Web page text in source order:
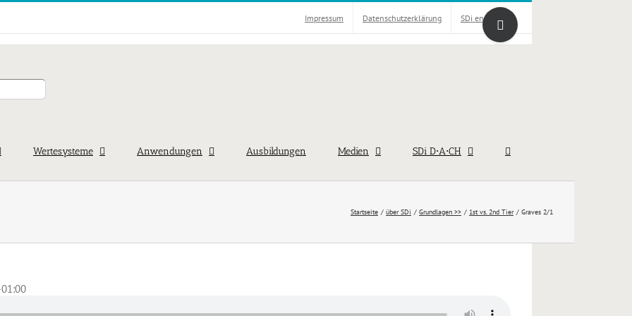
Impressum Datenschutzerklärung SDi english
Wertesysteme Anwendungen Ausbildungen Medien SDi D⋅A⋅CH
Startseite über SDi Grundlagen >> 1st vs. 2nd Tier Graves 2/1
Toggle
Sliding
Bar